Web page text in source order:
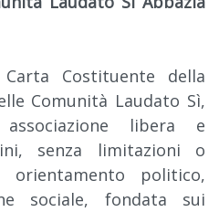
Costituente della
Comunità Laudato Sì,
libera e
senza limitazioni o
politico,
sociale, fondata sui